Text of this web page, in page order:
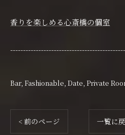
香りを楽しめる心斎橋の個室
Bar Fashionable Date Private
< 前のページ 一覧に